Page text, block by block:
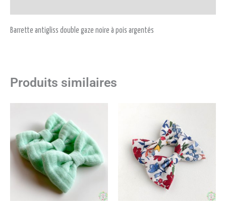
Barrette antigliss double gaze noire à pois argentés
Produits similaires
de
prix :
4,00€
à
4,50€
prix :
4,00€
à
4,50€